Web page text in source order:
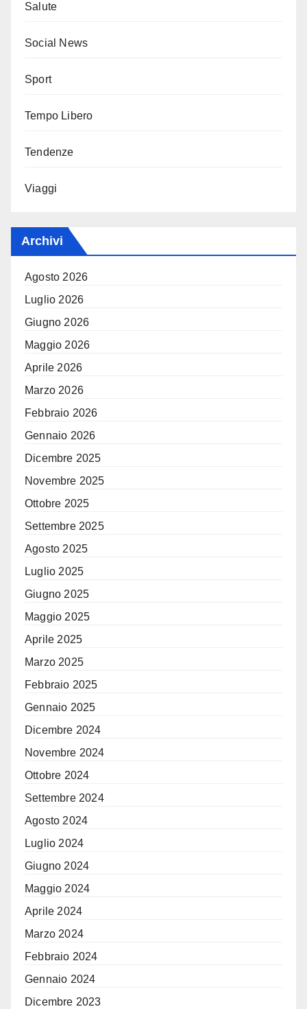
Salute
Social News
Sport
Tempo Libero
Tendenze
Viaggi
Archivi
Agosto 2026
Luglio 2026
Giugno 2026
Maggio 2026
Aprile 2026
Marzo 2026
Febbraio 2026
Gennaio 2026
Dicembre 2025
Novembre 2025
Ottobre 2025
Settembre 2025
Agosto 2025
Luglio 2025
Giugno 2025
Maggio 2025
Aprile 2025
Marzo 2025
Febbraio 2025
Gennaio 2025
Dicembre 2024
Novembre 2024
Ottobre 2024
Settembre 2024
Agosto 2024
Luglio 2024
Giugno 2024
Maggio 2024
Aprile 2024
Marzo 2024
Febbraio 2024
Gennaio 2024
Dicembre 2023